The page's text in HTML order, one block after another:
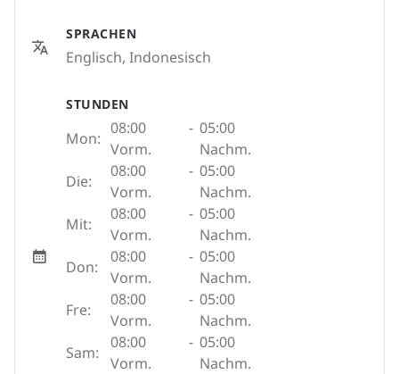
SPRACHEN
Englisch, Indonesisch
STUNDEN
Mon:
08:00
Vorm.
- 05:00
Nachm.
Die:
08:00
Vorm.
- 05:00
Nachm.
Mit:
08:00
Vorm.
- 05:00
Nachm.
Don:
08:00
Vorm.
- 05:00
Nachm.
Fre:
08:00
Vorm.
- 05:00
Nachm.
Sam:
08:00
Vorm.
- 05:00
Nachm.